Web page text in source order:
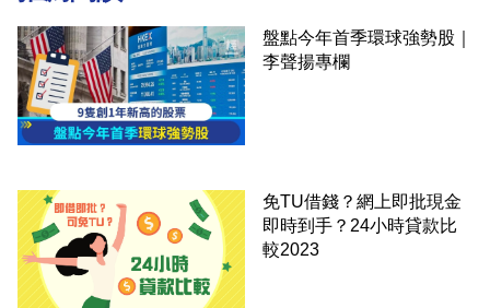
盤點今年首季環球強勢股｜
李聲揚專欄
免TU借錢？網上即批現金
即時到手？24小時貸款比
較2023